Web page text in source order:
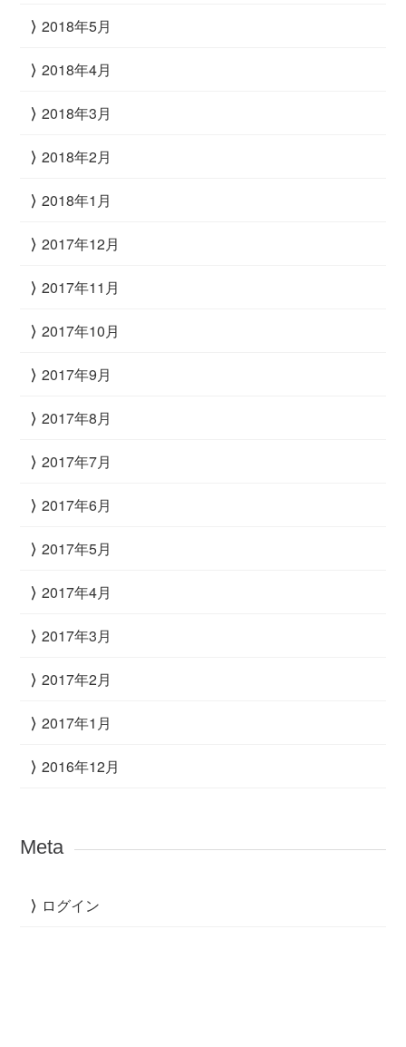
2018年5月
2018年4月
2018年3月
2018年2月
2018年1月
2017年12月
2017年11月
2017年10月
2017年9月
2017年8月
2017年7月
2017年6月
2017年5月
2017年4月
2017年3月
2017年2月
2017年1月
2016年12月
Meta
ログイン